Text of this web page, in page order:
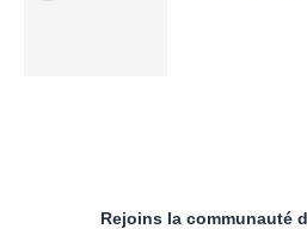
Rejoins la communauté